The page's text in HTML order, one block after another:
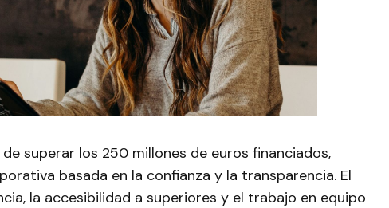
superar los 250 millones de euros financiados,
basada en la confianza y la transparencia. El
la accesibilidad a superiores y el trabajo en equipo